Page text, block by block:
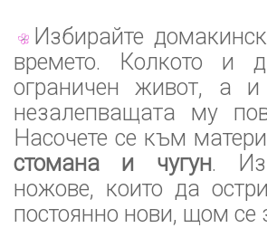
Избирайте
времето. Колкото
ограничен живот, а
незалепващата му
Насочете се към
стомана и чугун.
ножове, които да
постоянно нови, щом се